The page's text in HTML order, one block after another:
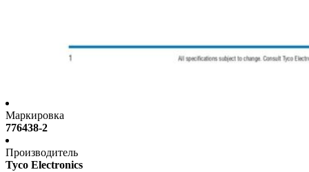
Маркировка
776438-2
Производитель
Tyco Electronics